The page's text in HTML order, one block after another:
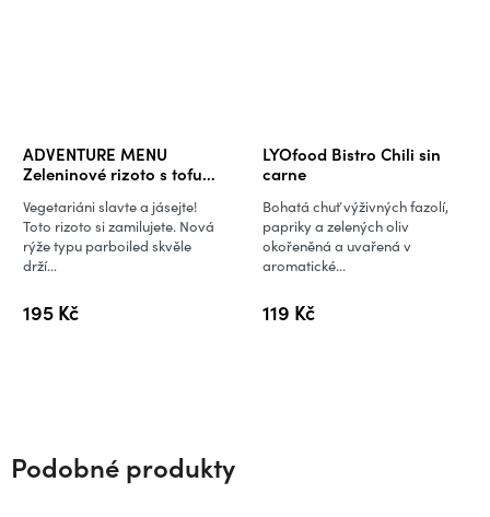
ADVENTURE MENU
Zeleninové rizoto s tofu
195 Kč
Vegetariáni slavte a jásejte!
Toto rizoto si zamilujete. Nová
rýže typu parboiled skvěle
drží...
LYOfood Bistro Chili sin
carne
119 Kč
Bohatá chuť výživných fazolí,
papriky a zelených oliv
okořeněná a uvařená v
aromatické...
Podobné produkty